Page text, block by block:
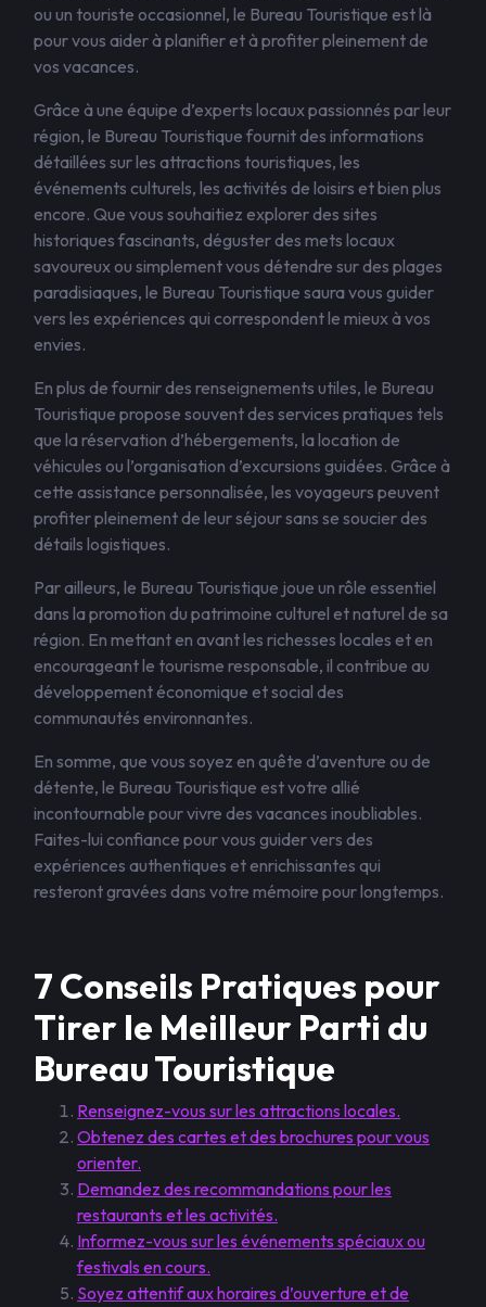
ou un touriste occasionnel, le Bureau Touristique est là
pour vous aider à planifier et à profiter pleinement de
vos vacances.
Grâce à une équipe d’experts locaux passionnés par leur
région, le Bureau Touristique fournit des informations
détaillées sur les attractions touristiques, les
événements culturels, les activités de loisirs et bien plus
encore. Que vous souhaitiez explorer des sites
historiques fascinants, déguster des mets locaux
savoureux ou simplement vous détendre sur des plages
paradisiaques, le Bureau Touristique saura vous guider
vers les expériences qui correspondent le mieux à vos
envies.
En plus de fournir des renseignements utiles, le Bureau
Touristique propose souvent des services pratiques tels
que la réservation d’hébergements, la location de
véhicules ou l’organisation d’excursions guidées. Grâce à
cette assistance personnalisée, les voyageurs peuvent
profiter pleinement de leur séjour sans se soucier des
détails logistiques.
Par ailleurs, le Bureau Touristique joue un rôle essentiel
dans la promotion du patrimoine culturel et naturel de sa
région. En mettant en avant les richesses locales et en
encourageant le tourisme responsable, il contribue au
développement économique et social des
communautés environnantes.
En somme, que vous soyez en quête d’aventure ou de
détente, le Bureau Touristique est votre allié
incontournable pour vivre des vacances inoubliables.
Faites-lui confiance pour vous guider vers des
expériences authentiques et enrichissantes qui
resteront gravées dans votre mémoire pour longtemps.
7 Conseils Pratiques pour
Tirer le Meilleur Parti du
Bureau Touristique
Renseignez-vous sur les attractions locales.
Obtenez des cartes et des brochures pour vous
orienter.
Demandez des recommandations pour les
restaurants et les activités.
Informez-vous sur les événements spéciaux ou
festivals en cours.
Soyez attentif aux horaires d’ouverture et de